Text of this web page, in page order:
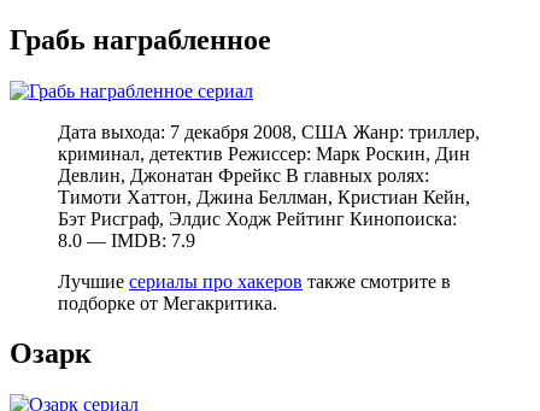
Грабь награбленное
Дата выхода: 7 декабря 2008, США Жанр: триллер,
криминал, детектив Режиссер: Марк Роскин, Дин
Девлин, Джонатан Фрейкс В главных ролях:
Тимоти Хаттон, Джина Беллман, Кристиан Кейн,
Бэт Рисграф, Элдис Ходж Рейтинг Кинопоиска:
8.0 — IMDB: 7.9
Лучшие сериалы про хакеров также смотрите в
подборке от Мегакритика.
Озарк